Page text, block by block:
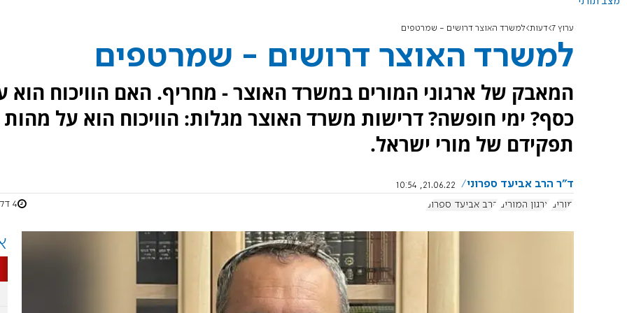
ערוץ 7 דעות למשרד האוצר דרושים - שמרטפים
למשרד האוצר דרושים - שמרטפים
המאבק של ארגוני המורים במשרד האוצר - מחריף. האם הוויכוח הוא
כסף? ימי חופשה? דרישות משרד האוצר מגלות: הוויכוח הוא על מהות
תפקידם של מורי ישראל.
ד"ר הרב אביעד ספרוני
21.06.22, 10:54
מורים ארגון המורים הרב אביעד ספרוני 4 דקות